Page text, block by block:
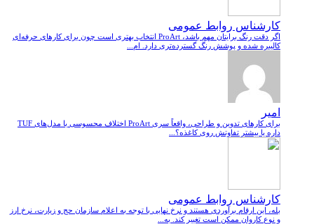
کارشناس روابط عمومی
اگر دقت رنگ برایتان مهم باشد، ProArt انتخاب بهتری است چون برای کارهای حرفه‌ای
کالیبره شده و پوشش رنگ گسترده‌تری دارد. ام...
امیر
برای کارهای تدوین و طراحی، واقعاً سری ProArt اختلاف محسوسی با مدل‌های TUF
داره یا بیشتر تفاوتش روی کاغذه؟...
کارشناس روابط عمومی
بله، این ارقام برآوردی هستند و نرخ نهایی با توجه به اعلام سازمان حج و زیارت، نرخ ارز
و نوع کاروان ممکن است تغییر کند. به...